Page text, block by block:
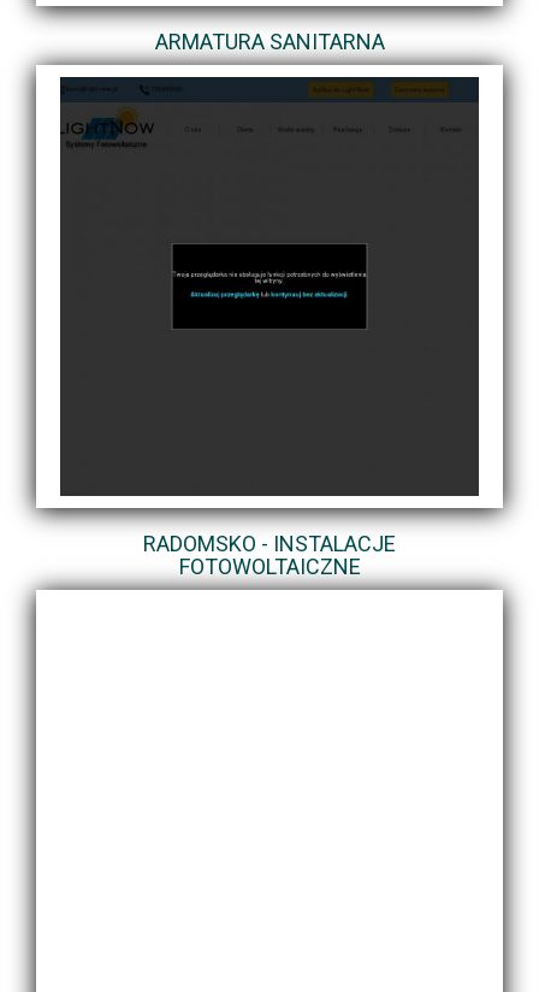
ARMATURA SANITARNA
RADOMSKO - INSTALACJE
FOTOWOLTAICZNE